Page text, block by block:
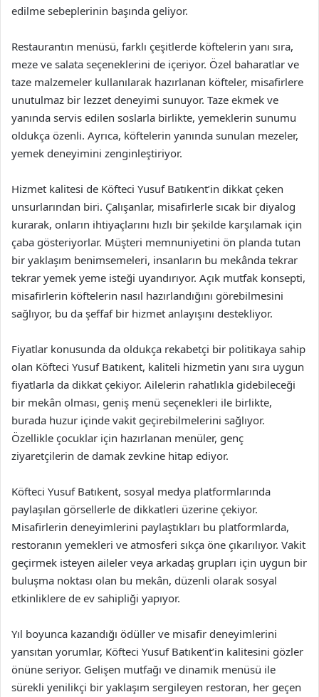
edilme sebeplerinin başında geliyor.
Restaurantın menüsü, farklı çeşitlerde köftelerin yanı sıra,
meze ve salata seçeneklerini de içeriyor. Özel baharatlar ve
taze malzemeler kullanılarak hazırlanan köfteler, misafirlere
unutulmaz bir lezzet deneyimi sunuyor. Taze ekmek ve
yanında servis edilen soslarla birlikte, yemeklerin sunumu
oldukça özenli. Ayrıca, köftelerin yanında sunulan mezeler,
yemek deneyimini zenginleştiriyor.
Hizmet kalitesi de Köfteci Yusuf Batıkent’in dikkat çeken
unsurlarından biri. Çalışanlar, misafirlerle sıcak bir diyalog
kurarak, onların ihtiyaçlarını hızlı bir şekilde karşılamak için
çaba gösteriyorlar. Müşteri memnuniyetini ön planda tutan
bir yaklaşım benimsemeleri, insanların bu mekânda tekrar
tekrar yemek yeme isteği uyandırıyor. Açık mutfak konsepti,
misafirlerin köftelerin nasıl hazırlandığını görebilmesini
sağlıyor, bu da şeffaf bir hizmet anlayışını destekliyor.
Fiyatlar konusunda da oldukça rekabetçi bir politikaya sahip
olan Köfteci Yusuf Batıkent, kaliteli hizmetin yanı sıra uygun
fiyatlarla da dikkat çekiyor. Ailelerin rahatlıkla gidebileceği
bir mekân olması, geniş menü seçenekleri ile birlikte,
burada huzur içinde vakit geçirebilmelerini sağlıyor.
Özellikle çocuklar için hazırlanan menüler, genç
ziyaretçilerin de damak zevkine hitap ediyor.
Köfteci Yusuf Batıkent, sosyal medya platformlarında
paylaşılan görsellerle de dikkatleri üzerine çekiyor.
Misafirlerin deneyimlerini paylaştıkları bu platformlarda,
restoranın yemekleri ve atmosferi sıkça öne çıkarılıyor. Vakit
geçirmek isteyen aileler veya arkadaş grupları için uygun bir
buluşma noktası olan bu mekân, düzenli olarak sosyal
etkinliklere de ev sahipliği yapıyor.
Yıl boyunca kazandığı ödüller ve misafir deneyimlerini
yansıtan yorumlar, Köfteci Yusuf Batıkent’in kalitesini gözler
önüne seriyor. Gelişen mutfağı ve dinamik menüsü ile
sürekli yenilikçi bir yaklaşım sergileyen restoran, her geçen